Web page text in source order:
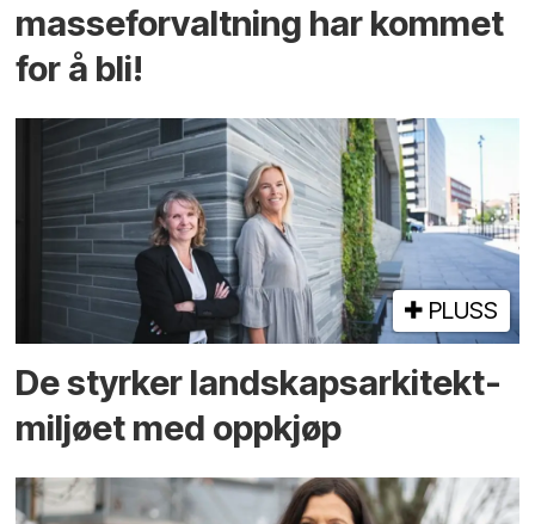
masseforvaltning har kommet
for å bli!
PLUSS
De styrker landskaps­arkitekt­
miljøet med oppkjøp